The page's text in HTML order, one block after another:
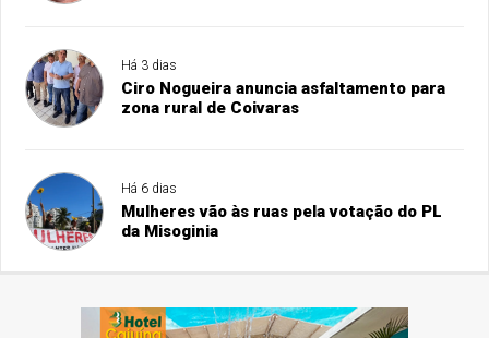
Há 3 dias
Ciro Nogueira anuncia asfaltamento para
zona rural de Coivaras
Há 6 dias
Mulheres vão às ruas pela votação do PL
da Misoginia